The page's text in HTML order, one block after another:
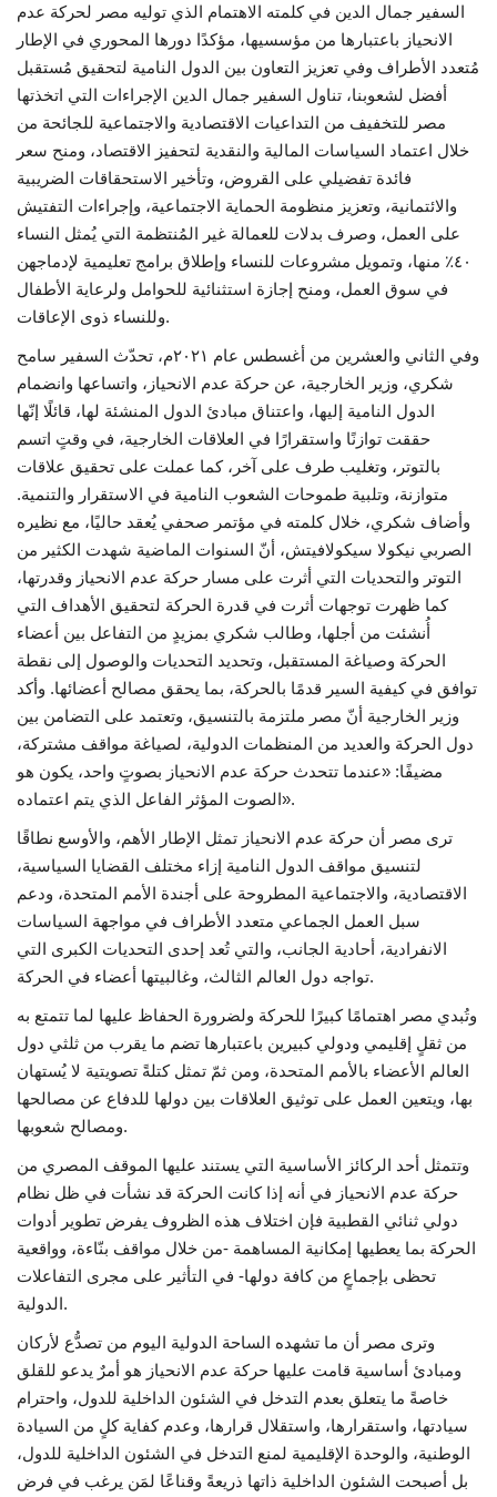
السفير جمال الدين في كلمته الاهتمام الذي توليه مصر لحركة عدم
الانحياز باعتبارها من مؤسسيها، مؤكدًا دورها المحوري في الإطار
مُتعدد الأطراف وفي تعزيز التعاون بين الدول النامية لتحقيق مُستقبل
أفضل لشعوبنا، تناول السفير جمال الدين الإجراءات التي اتخذتها
مصر للتخفيف من التداعيات الاقتصادية والاجتماعية للجائحة من
خلال اعتماد السياسات المالية والنقدية لتحفيز الاقتصاد، ومنح سعر
فائدة تفضيلي على القروض، وتأخير الاستحقاقات الضريبية
والائتمانية، وتعزيز منظومة الحماية الاجتماعية، وإجراءات التفتيش
على العمل، وصرف بدلات للعمالة غير المُنتظمة التي يُمثل النساء
٤٠٪ منها، وتمويل مشروعات للنساء وإطلاق برامج تعليمية لإدماجهن
في سوق العمل، ومنح إجازة استثنائية للحوامل ولرعاية الأطفال
وللنساء ذوى الإعاقات.
وفي الثاني والعشرين من أغسطس عام ٢٠٢١م، تحدّث السفير سامح
شكري، وزير الخارجية، عن حركة عدم الانحياز، واتساعها وانضمام
الدول النامية إليها، واعتناق مبادئ الدول المنشئة لها، قائلًا إنّها
حققت توازنًا واستقرارًا في العلاقات الخارجية، في وقتٍ اتسم
بالتوتر، وتغليب طرف على آخر، كما عملت على تحقيق علاقات
متوازنة، وتلبية طموحات الشعوب النامية في الاستقرار والتنمية.
وأضاف شكري، خلال كلمته في مؤتمر صحفي يُعقد حاليًا، مع نظيره
الصربي نيكولا سيكولافيتش، أنّ السنوات الماضية شهدت الكثير من
التوتر والتحديات التي أثرت على مسار حركة عدم الانحياز وقدرتها،
كما ظهرت توجهات أثرت في قدرة الحركة لتحقيق الأهداف التي
أُنشئت من أجلها، وطالب شكري بمزيدٍ من التفاعل بين أعضاء
الحركة وصياغة المستقبل، وتحديد التحديات والوصول إلى نقطة
توافق في كيفية السير قدمًا بالحركة، بما يحقق مصالح أعضائها. وأكد
وزير الخارجية أنّ مصر ملتزمة بالتنسيق، وتعتمد على التضامن بين
دول الحركة والعديد من المنظمات الدولية، لصياغة مواقف مشتركة،
مضيفًا: «عندما تتحدث حركة عدم الانحياز بصوتٍ واحد، يكون هو
الصوت المؤثر الفاعل الذي يتم اعتماده».
ترى مصر أن حركة عدم الانحياز تمثل الإطار الأهم، والأوسع نطاقًا
لتنسيق مواقف الدول النامية إزاء مختلف القضايا السياسية،
الاقتصادية، والاجتماعية المطروحة على أجندة الأمم المتحدة‏، ودعم
سبل العمل الجماعي متعدد الأطراف في مواجهة السياسات
الانفرادية، أحادية الجانب‏،‏ والتي تُعد إحدى التحديات الكبرى التي
تواجه دول العالم الثالث‏، وغالبيتها أعضاء في الحركة.
وتُبدي مصر اهتمامًا كبيرًا للحركة ولضرورة الحفاظ عليها لما تتمتع به
من ثقلٍ إقليمي ودولي كبيرين باعتبارها تضم ما يقرب من ثلثي دول
العالم الأعضاء بالأمم المتحدة، ومن ثمّ تمثل كتلةً تصويتية لا يُستهان
بها، ويتعين العمل على توثيق العلاقات بين دولها للدفاع عن مصالحها
ومصالح شعوبها.
وتتمثل أحد الركائز الأساسية التي يستند عليها الموقف المصري من
حركة عدم الانحياز في أنه إذا كانت الحركة قد نشأت في ظل نظام
دولي ثنائي القطبية فإن اختلاف هذه الظروف يفرض تطوير أدوات
الحركة بما يعطيها إمكانية المساهمة -من خلال مواقف بنّاءة، وواقعية
تحظى بإجماعٍ من كافة دولها- في التأثير على مجرى التفاعلات
الدولية.
وترى مصر أن ما تشهده الساحة الدولية اليوم من تصدُّع لأركان
ومبادئ أساسية قامت عليها حركة عدم الانحياز هو أمرٌ يدعو للقلق
خاصةً ما يتعلق بعدم التدخل في الشئون الداخلية للدول، واحترام
سيادتها، واستقرارها، واستقلال قرارها، وعدم كفاية كلٍ من السيادة
الوطنية، والوحدة الإقليمية لمنع التدخل في الشئون الداخلية للدول،
بل أصبحت الشئون الداخلية ذاتها ذريعةً وقناعًا لمَن يرغب في فرض